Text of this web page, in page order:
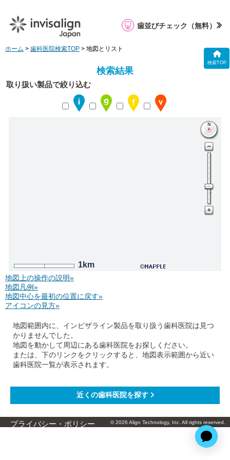
検索TOP
歯並びチェック （無料）
ホーム > 歯科医院検索TOP > 地図とリスト
検索結果
取り扱い製品で絞り込む
1km
地図上の操作の説明»
地図凡例»
地図中心を最初の位置に戻す»
アイコンの見方»
地図範囲内に、インビザライン製品を取り扱う歯科医院は見つ
かりませんでした。
地図を動かして周辺にある歯科医院をお探しください。
または、下のリンクをクリックすると、地図表示範囲から近い
歯科医院一覧が表示されます。
プライバシー・ポリシー © 2026 Align Technology, Inc. All rights reserved.